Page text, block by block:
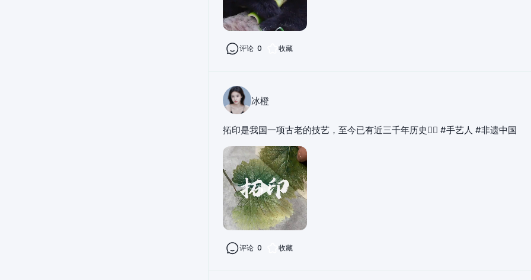
评论 0 收藏
冰橙
拓印是我国一项古老的技艺，至今已有近三千年历史👍🏻 #手艺人 #非遗中国
评论 0 收藏